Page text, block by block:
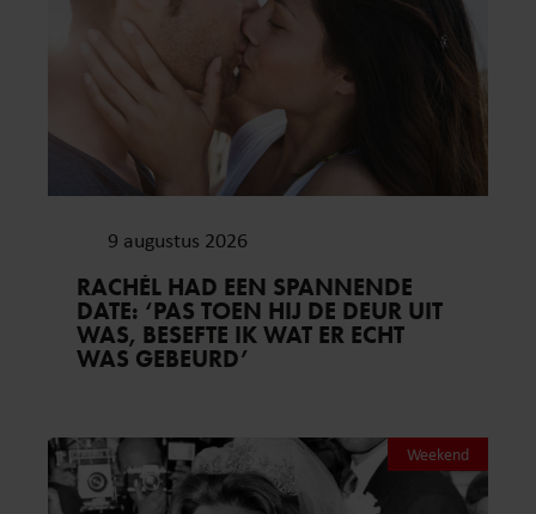
9 augustus 2026
RACHÉL HAD EEN SPANNENDE
DATE: ‘PAS TOEN HIJ DE DEUR UIT
WAS, BESEFTE IK WAT ER ECHT
WAS GEBEURD’
Weekend